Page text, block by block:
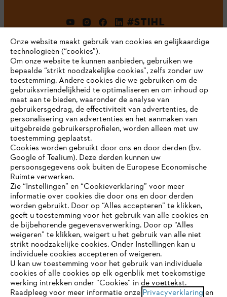
#STIHL
Bedrijf
STIHL FAQ
Contact
Gegevensbescherming Impressum
Cookie-informatie Juridische informatie
JE BROWSER WORDT NIET
ONDERSTEUND
Je gebruikt een browser die we nog niet ondersteunen. Om
onze website optimaal te kunnen gebruiken, raden we aan dat
je overschakelt op één van de volgende browsers:
Onze website maakt gebruik van cookies en gelijkaardige
technologieën (“cookies”).
Om onze website te kunnen aanbieden, gebruiken we
bepaalde “strikt noodzakelijke cookies”, zelfs zonder uw
toestemming. Andere cookies die we gebruiken om de
gebruiksvriendelijkheid te optimaliseren en om inhoud op
maat aan te bieden, waaronder de analyse van
gebruikersgedrag, de effectiviteit van advertenties, de
personalisering van advertenties en het aanmaken van
uitgebreide gebruikersprofielen, worden alleen met uw
toestemming geplaatst.
Cookies worden gebruikt door ons en door derden (bv.
Google of Tealium). Deze derden kunnen uw
persoonsgegevens ook buiten de Europese Economische
Ruimte verwerken.
Zie “Instellingen” en “Cookieverklaring” voor meer
informatie over cookies die door ons en door derden
worden gebruikt. Door op “Alles accepteren” te klikken,
geeft u toestemming voor het gebruik van alle cookies en
de bijbehorende gegevensverwerking. Door op “Alles
weigeren” te klikken, weigert u het gebruik van alle niet
strikt noodzakelijke cookies. Onder Instellingen kan u
individuele cookies accepteren of weigeren.
U kan uw toestemming voor het gebruik van individuele
cookies of alle cookies op elk ogenblik met toekomstige
werking intrekken onder “Cookies” in de voettekst.
Raadpleeg voor meer informatie onze Privacyverklaring en